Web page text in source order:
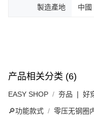
製造產地 中國
产品相关分类 (6)
EASY SHOP 夯品 ❘ 好
🔎功能款式 零压无钢圈